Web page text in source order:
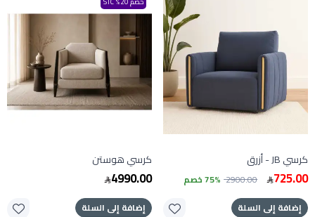
كرسي JB - أزرق
725.00
2900.00 75% خصم
إضافة إلى السلة
كرسي هوستن
4990.00
إضافة إلى السلة